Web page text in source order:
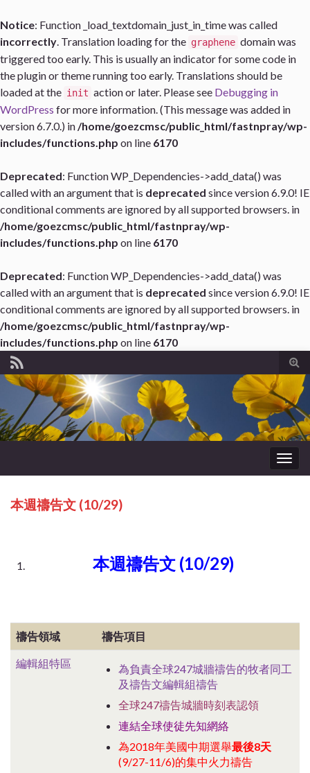
Notice: Function _load_textdomain_just_in_time was called
incorrectly. Translation loading for the graphene domain was
triggered too early. This is usually an indicator for some code in
the plugin or theme running too early. Translations should be
loaded at the init action or later. Please see Debugging in
WordPress for more information. (This message was added in
version 6.7.0.) in/home/goezcmsc/public_html/fastnpray/wp-
includes/functions.php on line 6170
Deprecated: Function WP_Dependencies->add_data() was
called with an argument that is deprecated since version 6.9.0! IE
conditional comments are ignored by all supported browsers. in
/home/goezcmsc/public_html/fastnpray/wp-
includes/functions.php on line 6170
Deprecated: Function WP_Dependencies->add_data() was
called with an argument that is deprecated since version 6.9.0! IE
conditional comments are ignored by all supported browsers. in
/home/goezcmsc/public_html/fastnpray/wp-
includes/functions.php on line 6170
本週禱告文 (10/29)
本週禱告文 (10/29)
禱告領域 禱告項目
編輯組特區
為負責全球247城牆禱告的牧者同工
及禱告文編輯組禱告
全球247禱告城牆時刻表認領
連結全球使徒先知網絡
為2018年美國中期選舉最後8天
(9/27-11/6)的集中火力禱告